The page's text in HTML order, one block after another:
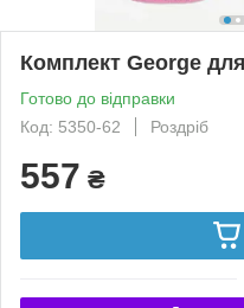
Комплект George
Готово до відправки
Код: 5350-62
Роздріб
557 ₴